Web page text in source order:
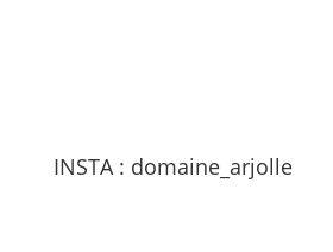
INSTA : domaine_arjolle